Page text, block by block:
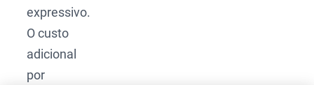
expressivo.
O custo
adicional
por